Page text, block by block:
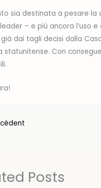
sia destinata a pesare la
– e più ancora l’uso e
dai tagli decisi dalla
statunitense. Con
Posts